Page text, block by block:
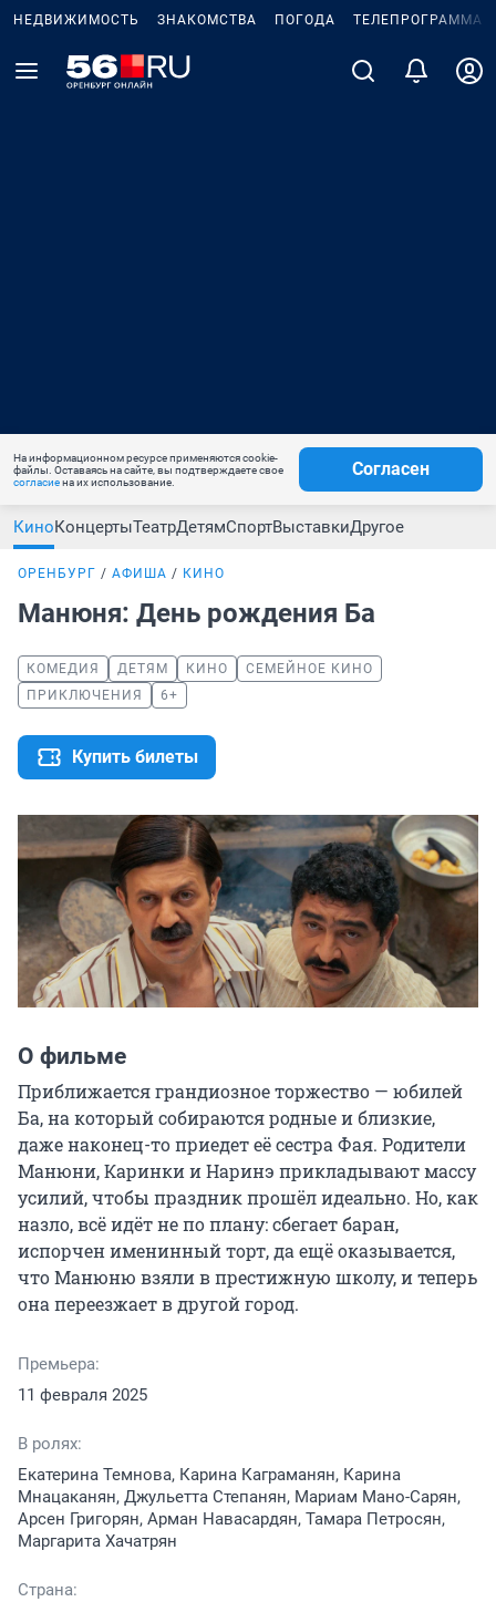
НЕДВИЖИМОСТЬ ЗНАКОМСТВА ПОГОДА ТЕЛЕПРОГРАММА
На информационном ресурсе применяются cookie-
файлы. Оставаясь на сайте, вы подтверждаете свое
согласиена их использование.
Согласен
КиноКонцертыТеатрДетямСпортВыставкиДругое
ОРЕНБУРГ АФИША КИНО
Манюня: День рождения Ба
КОМЕДИЯ ДЕТЯМ КИНО
СЕМЕЙНОЕ КИНО
ПРИКЛЮЧЕНИЯ
6+
Купить билеты
О фильме
Приближается грандиозное торжество — юбилей
Ба, на который собираются родные и близкие,
даже наконец-то приедет её сестра Фая. Родители
Манюни, Каринки и Наринэ прикладывают массу
усилий, чтобы праздник прошёл идеально. Но, как
назло, всё идёт не по плану: сбегает баран,
испорчен именинный торт, да ещё оказывается,
что Манюню взяли в престижную школу, и теперь
она переезжает в другой город.
Премьера:
11 февраля 2025
В ролях:
Екатерина Темнова, Карина Каграманян, Карина
Мнацаканян, Джульетта Степанян, Мариам Мано-Сарян,
Арсен Григорян, Арман Навасардян, Тамара Петросян,
Маргарита Хачатрян
Страна: